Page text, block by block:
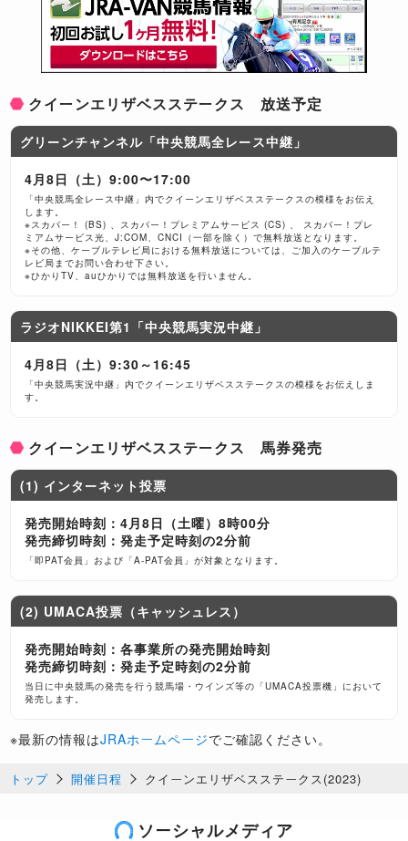
クイーンエリザベスステークス 放送予定
グリーンチャンネル「中央競馬全レース中継」
4月8日（土）9:00〜17:00
「中央競馬全レース中継」内でクイーンエリザベスステークスの模様をお伝え
します。
※スカパー！ (BS) 、スカパー！プレミアムサービス (CS) 、 スカパー！プレ
ミアムサービス光、J:COM、CNCI（一部を除く）で無料放送となります。
※その他、ケーブルテレビ局における無料放送については、ご加入のケーブルテ
レビ局までお問い合わせ下さい。
※ひかりTV、auひかりでは無料放送を行いません。
ラジオNIKKEI第1「中央競馬実況中継」
4月8日（土）9:30～16:45
「中央競馬実況中継」内でクイーンエリザベスステークスの模様をお伝えしま
す。
クイーンエリザベスステークス 馬券発売
(1) インターネット投票
発売開始時刻：4月8日（土曜）8時00分
発売締切時刻：発走予定時刻の2分前
「即PAT会員」および「A-PAT会員」が対象となります。
(2) UMACA投票（キャッシュレス）
発売開始時刻：各事業所の発売開始時刻
発売締切時刻：発走予定時刻の2分前
当日に中央競馬の発売を行う競馬場・ウインズ等の「UMACA投票機」において
発売します。
※最新の情報はJRAホームページでご確認ください。
トップ 開催日程 クイーンエリザベスステークス(2023)
ソーシャルメディア